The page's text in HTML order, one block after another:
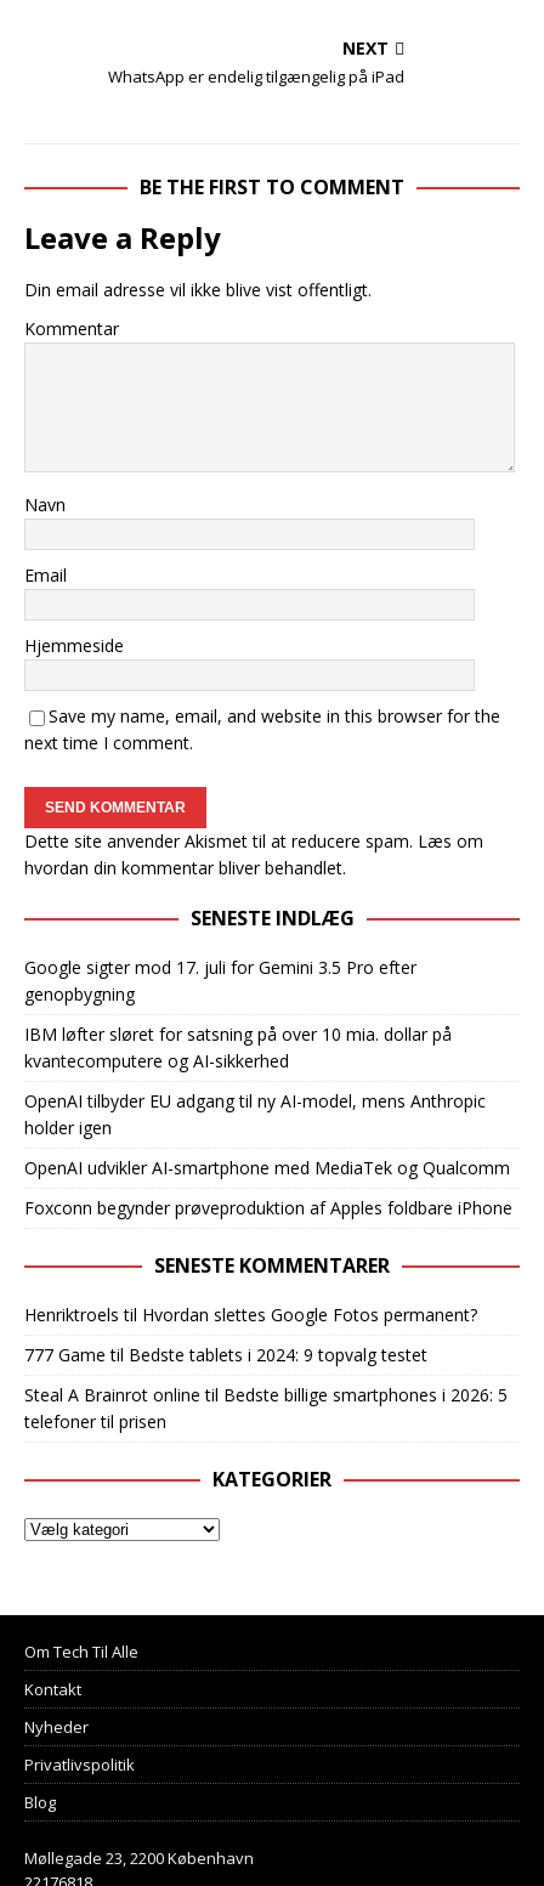
NEXT
WhatsApp er endelig tilgængelig på iPad
BE THE FIRST TO COMMENT
Leave a Reply
Din email adresse vil ikke blive vist offentligt.
Kommentar
Navn
Email
Hjemmeside
Save my name, email, and website in this browser for the
next time I comment.
Dette site anvender Akismet til at reducere spam. Læs om
hvordan din kommentar bliver behandlet.
SENESTE INDLÆG
Google sigter mod 17. juli for Gemini 3.5 Pro efter
genopbygning
IBM løfter sløret for satsning på over 10 mia. dollar på
kvantecomputere og AI-sikkerhed
OpenAI tilbyder EU adgang til ny AI-model, mens Anthropic
holder igen
OpenAI udvikler AI-smartphone med MediaTek og Qualcomm
Foxconn begynder prøveproduktion af Apples foldbare iPhone
SENESTE KOMMENTARER
Henriktroels til Hvordan slettes Google Fotos permanent?
777 Game til Bedste tablets i 2024: 9 topvalg testet
Steal A Brainrot online til Bedste billige smartphones i 2026: 5
telefoner til prisen
KATEGORIER
Om Tech Til Alle
Kontakt
Nyheder
Privatlivspolitik
Blog
Møllegade 23, 2200 København